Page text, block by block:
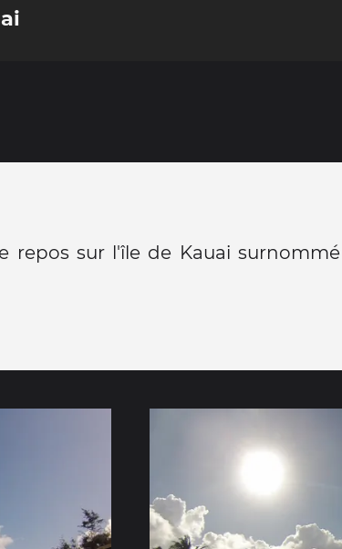
repos sur l'île de Kauai